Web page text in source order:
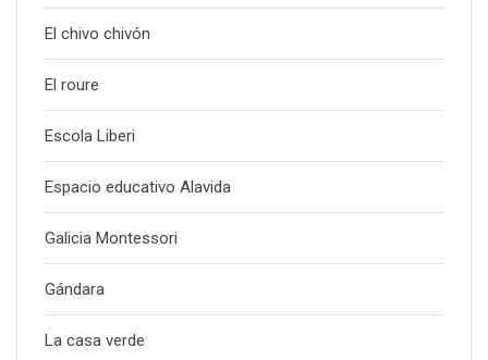
El chivo chivón
El roure
Escola Liberi
Espacio educativo Alavida
Galicia Montessori
Gándara
La casa verde